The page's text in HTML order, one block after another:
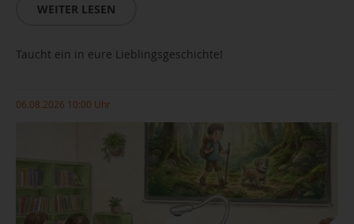
WEITER LESEN
Taucht ein in eure Lieblingsgeschichte!
06.08.2026 10:00 Uhr